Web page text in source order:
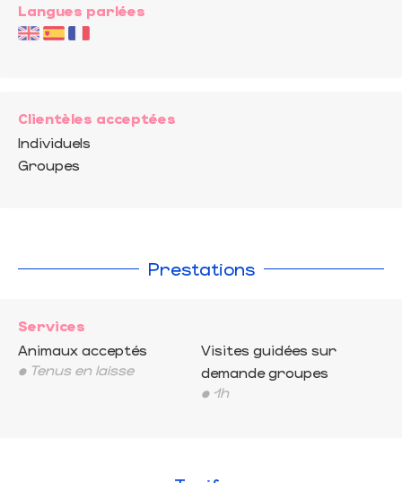
Langues parlées
Clientèles acceptées
Individuels
Groupes
Prestations
Services
Animaux acceptés
• Tenus en laisse
Visites guidées sur
demande groupes
• 1h